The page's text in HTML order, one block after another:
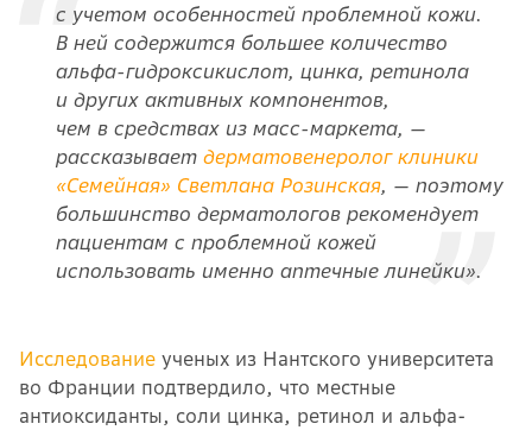
с учетом особенностей проблемной кожи.
В ней содержится большее количество
альфа-гидроксикислот, цинка, ретинола
и других активных компонентов,
чем в средствах из масс-маркета, —
рассказывает дерматовенеролог клиники
«Семейная» Светлана Розинская, — поэтому
большинство дерматологов рекомендует
пациентам с проблемной кожей
использовать именно аптечные линейки».
Исследование ученых из Нантского университета
во Франции подтвердило, что местные
антиоксиданты, соли цинка, ретинол и альфа-